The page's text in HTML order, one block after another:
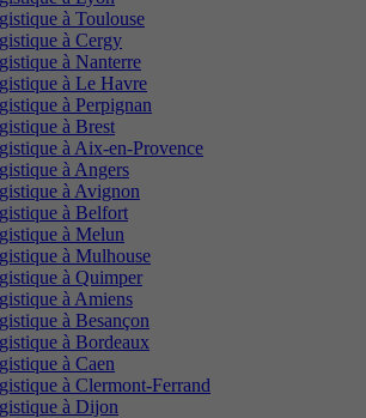
à Toulouse
à Cergy
à Nanterre
à Le Havre
à Perpignan
à Brest
à Aix-en-Provence
à Angers
à Avignon
à Belfort
à Melun
à Mulhouse
à Quimper
à Amiens
à Besançon
à Bordeaux
à Caen
à Clermont-Ferrand
à Dijon